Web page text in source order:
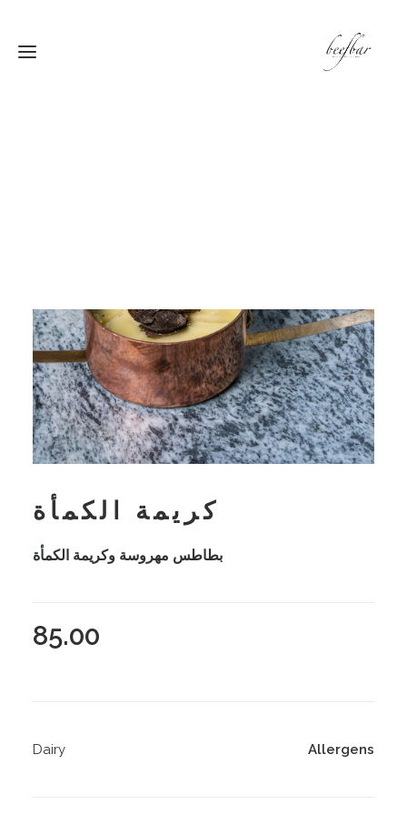
كريمة الكمأة
بطاطس مهروسة وكريمة الكمأة
85.00
Allergens
Dairy